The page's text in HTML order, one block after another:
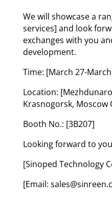
We will showcase a
services] and look
exchanges with you
development.
Time: [March 27-
Location:
Krasnogorsk, Moscow
Booth No.: [3B207]
Looking forward to
[Sinoped Technology
[Email: